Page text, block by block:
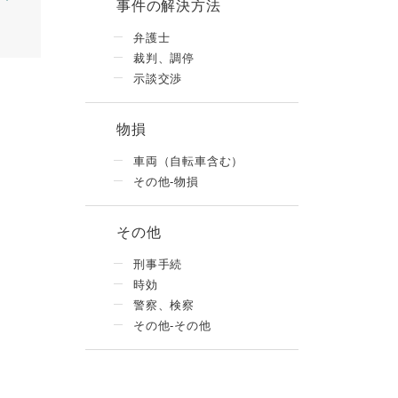
事件の解決方法
弁護士
裁判、調停
示談交渉
物損
車両（自転車含む）
その他-物損
その他
刑事手続
時効
警察、検察
その他-その他